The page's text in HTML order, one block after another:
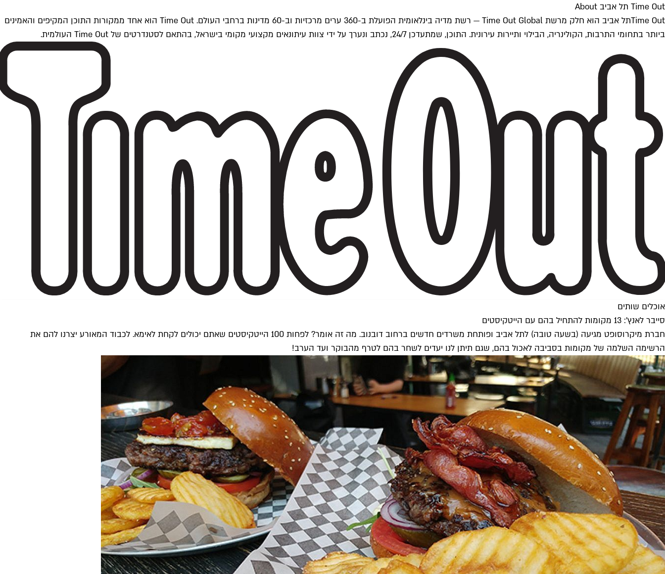
Time Out תל אביב About
Time Outתל אביב הוא חלק מרשת Time Out Global — רשת מדיה בינלאומית הפועלת ב-360 ערים מרכזיות וב-60 מדינות ברחבי העולם. Time Out הוא אחד ממקורות התוכן המקיפים והאמינים
ביותר בתחומי התרבות, הקולינריה, הבילוי ותיירות עירונית. התוכן, שמתעדכן 24/7, נכתב ונערך על ידי צוות עיתונאים מקצועי מקומי בישראל, בהתאם לסטנדרטים של Time Out העולמית.
אוכלים שותים
סייבר לאנץ': 13 מקומות להתחיל בהם עם הייטקיסטים
חברת מיקרוסופט מגיעה (בשעה טובה) לתל אביב ופותחת משרדים חדשים ברחוב דובנוב. מה זה אומר? לפחות 100 הייטקיסטים שאתם יכולים לקחת לאימא. לכבוד המאורע יצרנו להם את
הרשימה השלמה של מקומות בסביבה לאכול בהם, שגם תיתן לנו יעדים לשחר בהם לטרף מהבוקר ועד הערב!